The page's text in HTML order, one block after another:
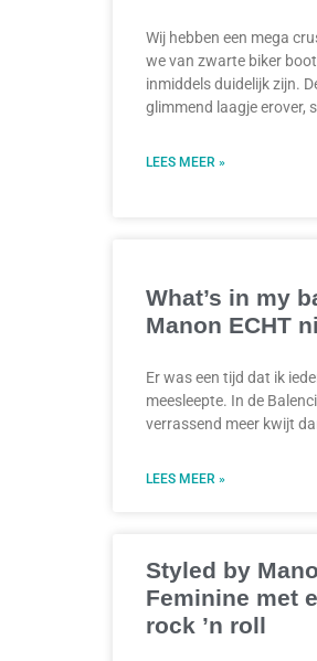
Wij hebben een mega
we van zwarte biker
inmiddels duidelijk zijn.
glimmend laagje erover,
LEES MEER »
What’s in my
Manon ECHT
Er was een tijd dat ik
meesleepte. In de
verrassend meer kwijt
LEES MEER »
Styled by
Feminine met
rock ’n roll